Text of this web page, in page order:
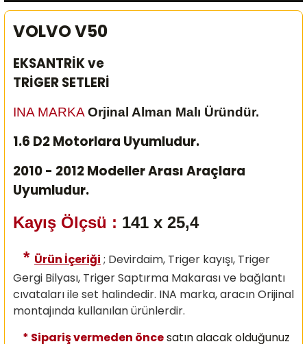
VOLVO V50
EKSANTRİK ve
TRİGER SETLERİ
INA MARKA Orjinal Alman Malı Üründür.
1.6 D2 Motorlara Uyumludur.
2010 - 2012 Modeller Arası Araçlara
Uyumludur.
Kayış Ölçsü : 141 x 25,4
* Ürün İçeriği ; Devirdaim, Triger kayışı, Triger
Gergi Bilyası, Triger Saptırma Makarası ve bağlantı
cıvataları ile set halindedir. INA marka, aracın Orijinal
montajında kullanılan ürünlerdir.
* Sipariş vermeden öncesatın alacak olduğunuz